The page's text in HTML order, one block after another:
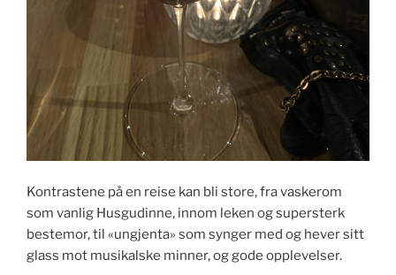
Kontrastene på en reise kan bli store, fra vaskerom
som vanlig Husgudinne, innom leken og supersterk
bestemor, til «ungjenta» som synger med og hever sitt
glass mot musikalske minner, og gode opplevelser.